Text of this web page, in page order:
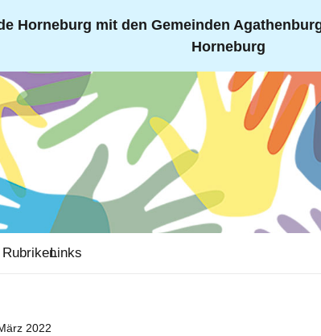
Horneburg mit den Gemeinden
Horneburg
Links
2022